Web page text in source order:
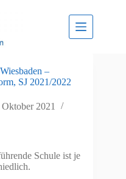
–
SJ 2021/2022
Oktober 2021
Schule ist je